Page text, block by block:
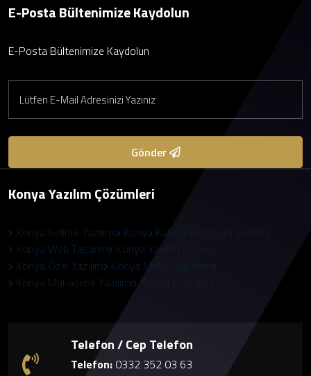
E-Posta Bültenimize Kaydolun
E-Posta Bültenimize Kaydolun
Gönder
Konya Yazılım Çözümleri
Konya Gelinlik Yazılımı Konya Kafe & Restoran Yazılımı
Konya Web Tasarım Konya Yazılım Firması
Konya Özel Yazılım Konya Mobil Uygulama
Konya Muhasebe Yazılımı Konya E-Ticaret
Telefon / Cep Telefon
Telefon: 0332 352 03 63